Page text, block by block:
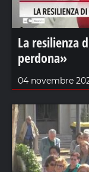
La resilienza
perdona»
04 novembre